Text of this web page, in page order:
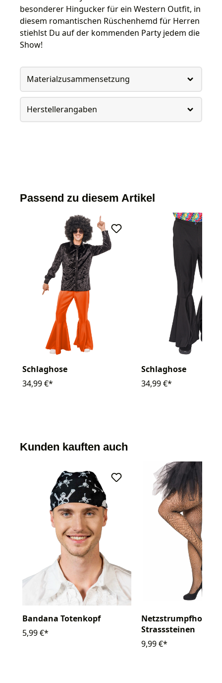
besonderer Hingucker für ein Western Outfit, in
diesem romantischen Rüschenhemd für Herren
stiehlst Du auf der kommenden Party jedem die
Show!
Materialzusammensetzung
Herstellerangaben
Passend zu diesem Artikel
Schlaghose
34,99 €*
Schlaghose
34,99 €*
Kunden kauften auch
Bandana Totenkopf
5,99 €*
Netzstrumpfhose
Strasssteinen
9,99 €*